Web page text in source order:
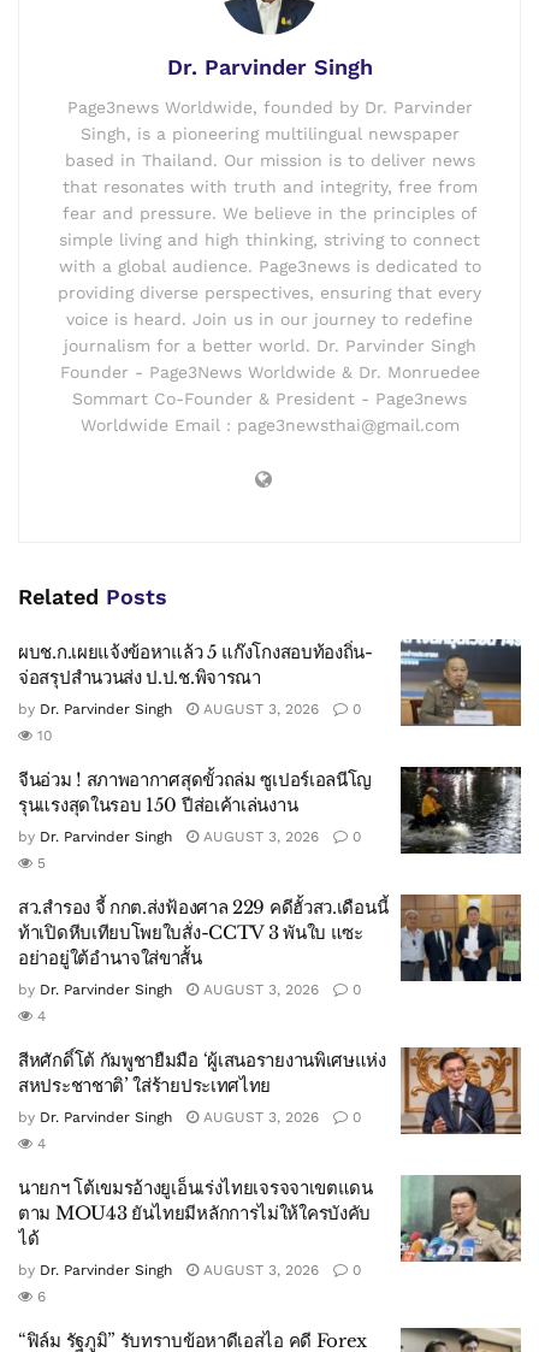
Dr. Parvinder Singh
Page3news Worldwide, founded by Dr. Parvinder
Singh, is a pioneering multilingual newspaper
based in Thailand. Our mission is to deliver news
that resonates with truth and integrity, free from
fear and pressure. We believe in the principles of
simple living and high thinking, striving to connect
with a global audience. Page3news is dedicated to
providing diverse perspectives, ensuring that every
voice is heard. Join us in our journey to redefine
journalism for a better world. Dr. Parvinder Singh
Founder - Page3News Worldwide & Dr. Monruedee
Sommart Co-Founder & President - Page3news
Worldwide Email : page3newsthai@gmail.com
Related Posts
ผบช.ก.เผยแจ้งข้อหาแล้ว 5 แก๊งโกงสอบท้องถิ่น-
จ่อสรุปสำนวนส่ง ป.ป.ช.พิจารณา
by Dr. Parvinder Singh AUGUST 3, 2026
0
10
จีนอ่วม ! สภาพอากาศสุดขั้วถล่ม ซูเปอร์เอลนีโญ
รุนแรงสุดในรอบ 150 ปีส่อเค้าเล่นงาน
by Dr. Parvinder Singh AUGUST 3, 2026
0
5
สว.สำรอง จี้ กกต.ส่งฟ้องศาล 229 คดีฮั้วสว.เดือนนี้
ท้าเปิดหีบเทียบโพยใบสั่ง-CCTV 3 พันใบ แซะ
อย่าอยู่ใต้อำนาจใส่ขาสั้น
by Dr. Parvinder Singh AUGUST 3, 2026
0
4
สีหศักดิ์โต้ กัมพูชายืมมือ ‘ผู้เสนอรายงานพิเศษแห่ง
สหประชาชาติ’ ใส่ร้ายประเทศไทย
by Dr. Parvinder Singh AUGUST 3, 2026
0
4
นายกฯ โต้เขมรอ้างยูเอ็นเร่งไทยเจรจจาเขตแดน
ตาม MOU43 ยันไทยมีหลักการไม่ให้ใครบังคับ
ได้
by Dr. Parvinder Singh AUGUST 3, 2026
0
6
“ฟิล์ม รัฐภูมิ” รับทราบข้อหาดีเอสไอ คดี Forex